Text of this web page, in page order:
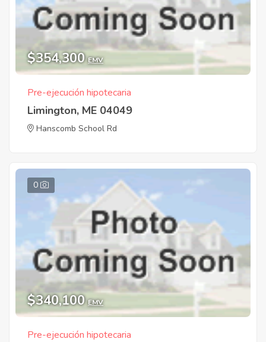
$354,300 EMV
Pre-ejecución hipotecaria
Limington, ME 04049
Hanscomb School Rd
0
$340,100 EMV
Pre-ejecución hipotecaria